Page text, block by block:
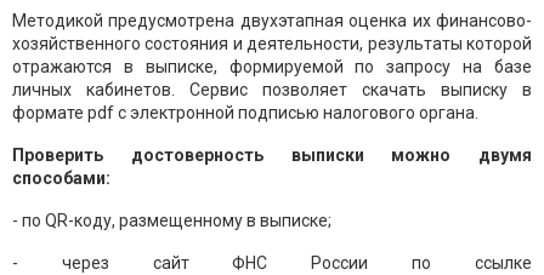
Методикой предусмотрена двухэтапная оценка их финансово-
хозяйственного состояния и деятельности, результаты которой
отражаются в выписке, формируемой по запросу на базе
личных кабинетов. Сервис позволяет скачать выписку в
формате pdf с электронной подписью налогового органа.
Проверить достоверность выписки можно двумя
способами:
- по QR-коду, размещенному в выписке;
- через сайт ФНС России по ссылке